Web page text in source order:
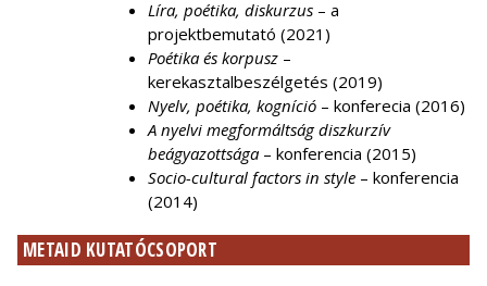
Líra, poétika, diskurzus – a
projektbemutató (2021)
Poétika és korpusz –
kerekasztalbeszélgetés (2019)
Nyelv, poétika, kogníció – konferecia (2016)
A nyelvi megformáltság diszkurzív
beágyazottsága – konferencia (2015)
Socio-cultural factors in style – konferencia
(2014)
METAID KUTATÓCSOPORT